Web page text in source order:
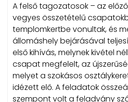
A felső tagozatosok – az
vegyes összetételű
templomkertbe vonultak, és
állomáshely bejárásával
első kihívás, melynek kivétel
csapat megfelelt, az
melyet a szokásos
idézett elő. A feladatok
szempont volt a feladvány